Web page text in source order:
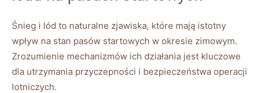
Śnieg ‌i lód to naturalne zjawiska, które mają istotny
wpływ na ‌stan ​pasów ⁢startowych⁢ w okresie ‍zimowym.⁤
Zrozumienie mechanizmów ich działania jest⁤ kluczowe
dla utrzymania przyczepności i bezpieczeństwa‌ operacji⁢
lotniczych.